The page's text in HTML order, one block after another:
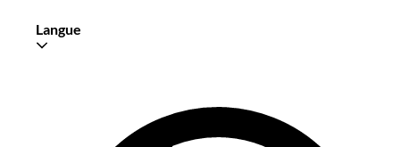
Langue